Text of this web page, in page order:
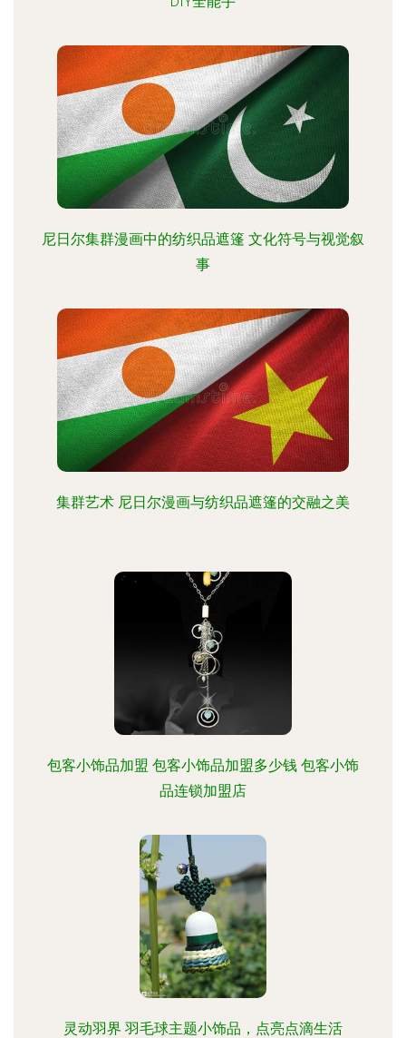
尼日尔集群漫画中的纺织品遮篷 文化符号与视觉叙
事
集群艺术 尼日尔漫画与纺织品遮篷的交融之美
包客小饰品加盟 包客小饰品加盟多少钱 包客小饰
品连锁加盟店
灵动羽界 羽毛球主题小饰品，点亮点滴生活